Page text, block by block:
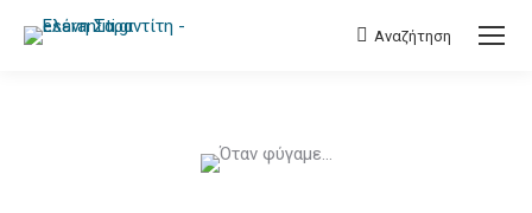
Search:
Αναζήτηση